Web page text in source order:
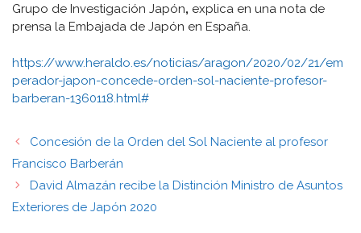
Grupo de Investigación Japón, explica en una nota de
prensa la Embajada de Japón en España.
https://www.heraldo.es/noticias/aragon/2020/02/21/em
perador-japon-concede-orden-sol-naciente-profesor-
barberan-1360118.html#
Concesión de la Orden del Sol Naciente al profesor
Francisco Barberán
David Almazán recibe la Distinción Ministro de Asuntos
Exteriores de Japón 2020